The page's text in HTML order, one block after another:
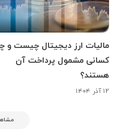
مالیات ارز دیجیتال چیست و
کسانی مشمول پرداخت آن
هستند؟
۱۲ آذر ۱۴۰۴